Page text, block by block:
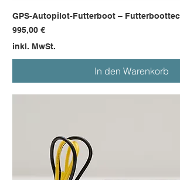
GPS-Autopilot-Futterboot –
Preis
995,00 €
inkl. MwSt.
In den Warenkorb